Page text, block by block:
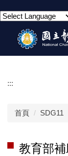
到
:::
首頁 SDG11
教育部